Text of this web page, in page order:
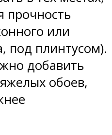
прочность
или
под плинтусом).
добавить
обоев,